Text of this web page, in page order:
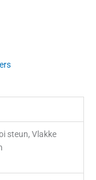
steun, Vlakke